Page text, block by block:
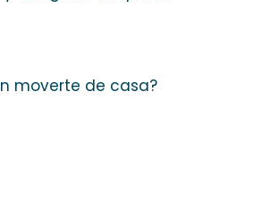
moverte de casa?